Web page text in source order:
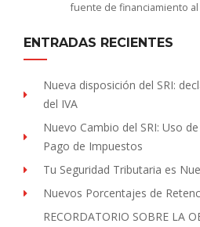
fuente de financiamiento
ENTRADAS RECIENTES
Nueva disposición del SRI:
del IVA
Nuevo Cambio del SRI: Uso
Pago de Impuestos
Tu Seguridad Tributaria es
Nuevos Porcentajes de
RECORDATORIO SOBRE LA